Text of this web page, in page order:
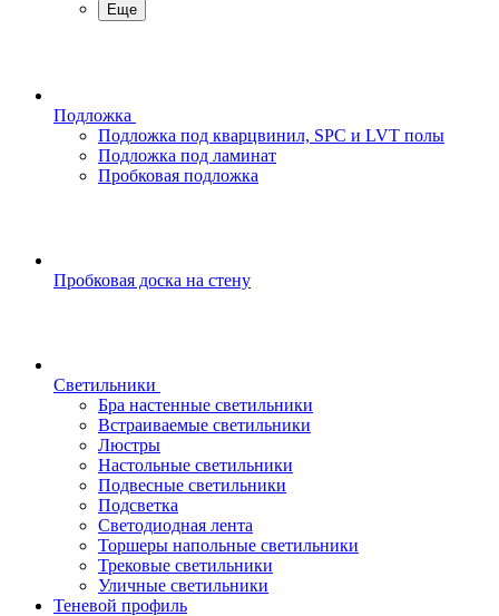
Еще
Подложка
Подложка под кварцвинил, SPC и LVT полы
Подложка под ламинат
Пробковая подложка
Пробковая доска на стену
Светильники
Бра настенные светильники
Встраиваемые светильники
Люстры
Настольные светильники
Подвесные светильники
Подсветка
Светодиодная лента
Торшеры напольные светильники
Трековые светильники
Уличные светильники
Теневой профиль